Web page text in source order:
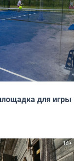
для игры